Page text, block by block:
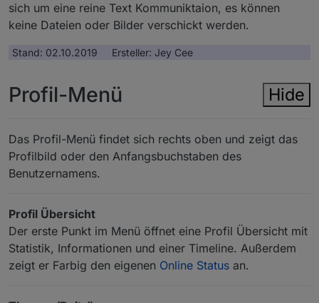
sich um eine reine Text Kommuniktaion, es können
keine Dateien oder Bilder verschickt werden.
Stand: 02.10.2019 Ersteller: Jey Cee
Hide
Profil-Menü
Das Profil-Menü findet sich rechts oben und zeigt das
Profilbild oder den Anfangsbuchstaben des
Benutzernamens.
Profil Übersicht
Der erste Punkt im Menü öffnet eine Profil Übersicht mit
Statistik, Informationen und einer Timeline. Außerdem
zeigt er Farbig den eigenen Online Status an.